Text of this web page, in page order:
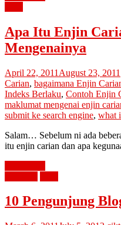
Apa Itu Enjin
Mengenainya
April 22, 2011 August 23, 2011
Carian, bagaimana Enjin
Indeks Berlaku, Contoh Enjin
maklumat mengenai enjin
submit ke search engine, what
Salam… Sebelum ni ada
itu enjin carian dan apa
10 Pengunjung